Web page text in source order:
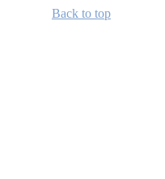
Back to top